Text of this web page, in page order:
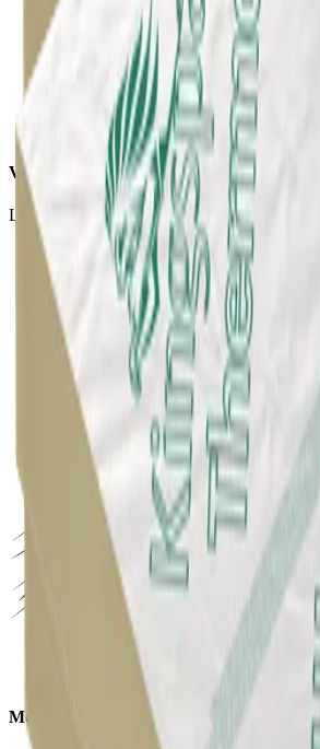
Verwerking
Licht van gewicht, eenvoudig en snel te
Meer ruimte